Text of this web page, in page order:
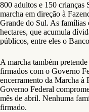
800 adultos e 150 crianças
marcha em direção à
Grande do Sul. As famílias
hectares, que acumula
públicos, entre eles o
A marcha também
firmados com o Governo
encerramento da Marcha à
Governo Federal
mês de abril. Nenhuma
firmado.